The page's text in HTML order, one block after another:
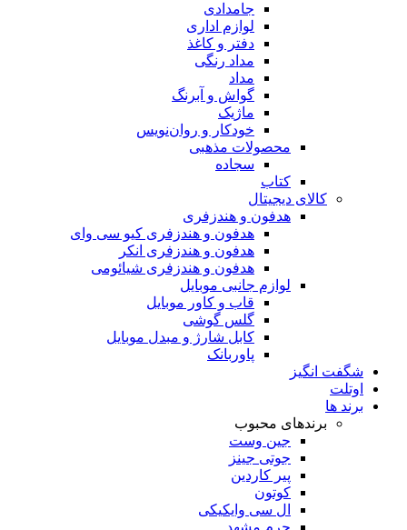
جامدادی
لوازم اداری
دفتر و کاغذ
مداد رنگی
مداد
گواش و آبرنگ
ماژیک
خودکار و روان‌نویس
محصولات مذهبی
سجاده
کتاب
کالای دیجیتال
هدفون و هندزفری
هدفون و هندزفری کیو سی وای
هدفون و هندزفری انکر
هدفون و هندزفری شیائومی
لوازم جانبی موبایل
قاب و کاور موبایل
گلس گوشی
کابل شارژ و مبدل موبایل
پاوربانک
شگفت انگیز
اوتلت
برند ها
برندهای محبوب
جین وست
جوتی جینز
پیر کاردین
کوتون
ال سی وایکیکی
چرم مشهد